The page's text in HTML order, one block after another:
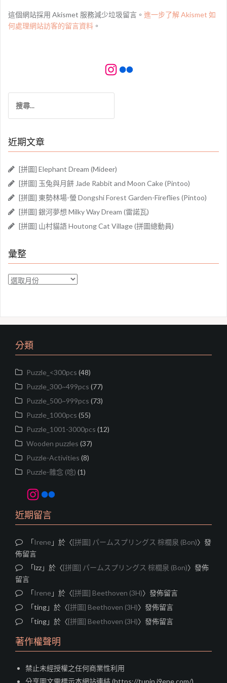
這個網站採用 Akismet 服務減少垃圾留言。 進一步了解 Akismet 如
何處理網站訪客的留言資料 。
Instagram
Flickr
關
字:
近期文章
[拼圖] Elephant Dream (Mideer)
[拼圖] 玉兔與月餅 Jade Rabbit and Moon Cake (Pintoo)
[拼圖] 東勢林場-螢 Dongshi Forest Garden-Fireflies (Pintoo)
[拼圖] 銀河夢想 Milky Way Dream (雷諾瓦)
[拼圖] 山村貓語 Houtong Cat Village (拼圖總動員)
彙整
彙
分類
Puzzle_<300pcs (48)
Puzzle_300~499pcs (77)
Puzzle_500~999pcs (73)
Puzzle_1000pcs (55)
Puzzle_1001-3000pcs (12)
Wooden puzzles (37)
Puzzle-Activities (8)
Puzzle-雜念 (唸) (1)
Instagram
Flickr
近期留言
「Irene 」於〈[拼圖] パームスプリングス 棕櫚泉 (Bon)〉發
佈留言
「lzz 」於〈[拼圖] パームスプリングス 棕櫚泉 (Bon)〉發佈
留言
「Irene 」於〈[拼圖] Beethoven (3H)〉發佈留言
「ting 」於〈[拼圖] Beethoven (3H)〉發佈留言
「ting 」於〈[拼圖] Beethoven (3H)〉發佈留言
著作權聲明
禁止未經授權之任何商業性利用